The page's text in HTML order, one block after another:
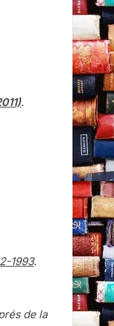
.
1993.
de la